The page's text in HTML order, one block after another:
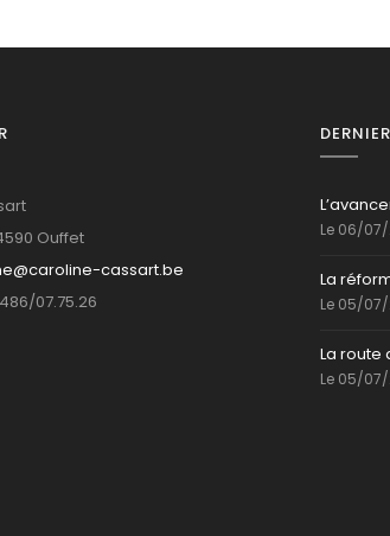
Ouffet
cassart.be
07.75.26
Le 06/
La
Le 05/
La route
Le 05/